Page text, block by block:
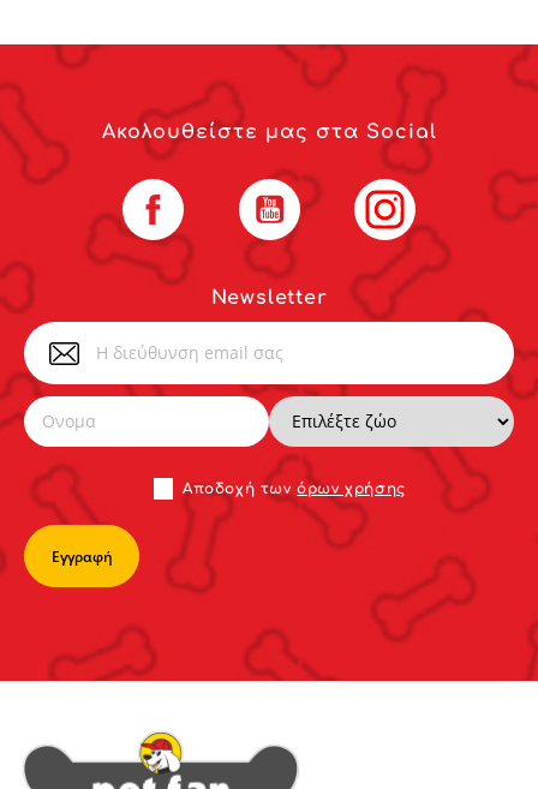
Newsletter
Αποδoχή τωνόρων χρήσης
Ακολουθείστε μας στα Social
Facebook YouTube Instagram